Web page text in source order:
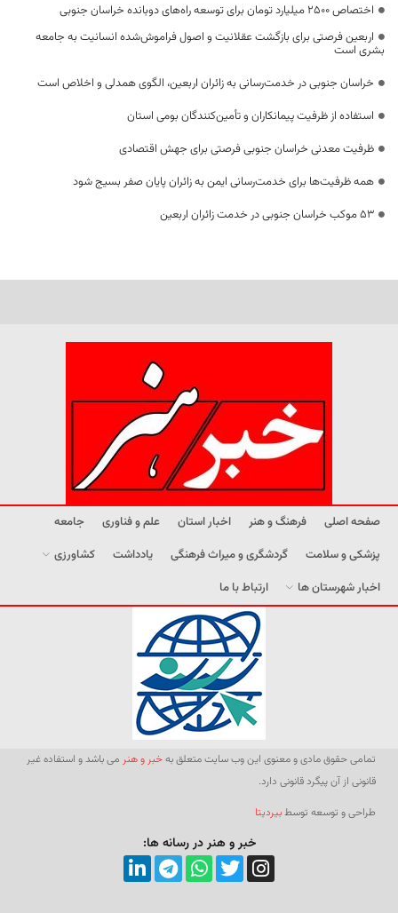
اختصاص 2500 میلیارد تومان برای توسعه راه‌های دوبانده خراسان جنوبی
اربعین فرصتی برای بازگشت عقلانیت و اصول فراموش‌شده انسانیت به جامعه
بشری است
خراسان جنوبی در خدمت‌رسانی به زائران اربعین، الگوی همدلی و اخلاص است
استفاده از ظرفیت پیمانکاران و تأمین‌کنندگان بومی استان
ظرفیت معدنی خراسان جنوبی فرصتی برای جهش اقتصادی
همه ظرفیت‌ها برای خدمت‌رسانی ایمن به زائران پایان صفر بسیج شود
53 موکب خراسان جنوبی در خدمت زائران اربعین
صفحه اصلی فرهنگ و هنر اخبار استان علم و فناوری
جامعه
پزشکی و سلامت
گردشگری و میراث فرهنگی یادداشت
کشاورزی
اخبار شهرستان ها
ارتباط با ما
تمامی حقوق مادی و معنوی این وب سایت متعلق بهخبر و هنر می باشد و استفاده غیر
قانونی از آن پیگرد قانونی دارد.
طراحی و توسعه توسطبیردیتا
خبر و هنر در رسانه ها: